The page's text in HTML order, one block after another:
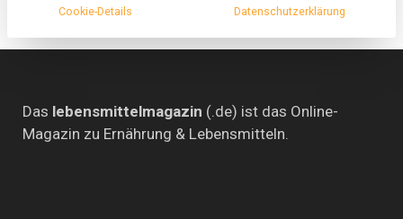
Das lebensmittelmagazin (.de) ist das Online-
Magazin zu Ernährung & Lebensmitteln.
Cookie-Details Datenschutzerklärung